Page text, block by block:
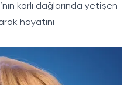
karlı dağlarında yetişen
hayatını